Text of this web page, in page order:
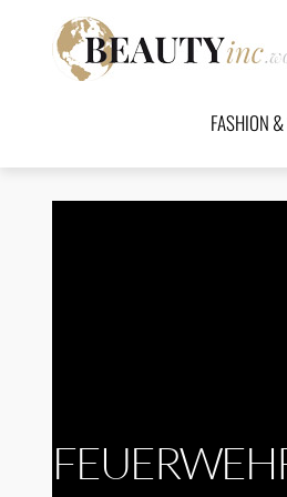
FASHION